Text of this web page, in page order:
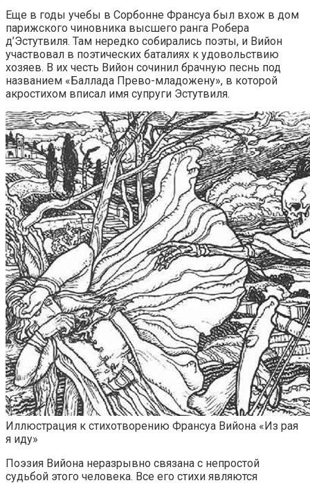
Еще в годы учебы в Сорбонне Франсуа был вхож в дом
парижского чиновника высшего ранга Робера
д’Эстутвиля. Там нередко собирались поэты, и Вийон
участвовал в поэтических баталиях к удовольствию
хозяев. В их честь Вийон сочинил брачную песнь под
названием «Баллада Прево-младожену», в которой
акростихом вписал имя супруги Эстутвиля.
Иллюстрация к стихотворению Франсуа Вийона «Из рая
я иду»
Поэзия Вийона неразрывно связана с непростой
судьбой этого человека. Все его стихи являются